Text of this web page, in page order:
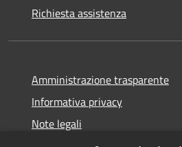
Richiesta assistenza
Amministrazione trasparente
Informativa privacy
Note legali